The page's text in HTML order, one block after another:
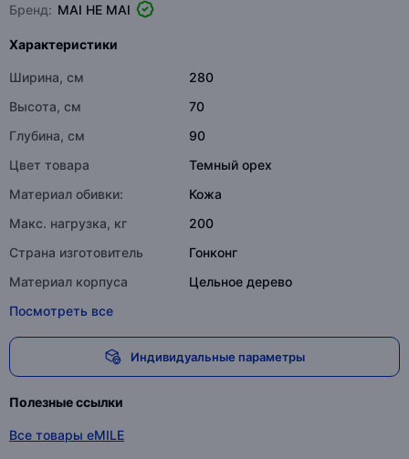
Бренд: MAI HE MAI
Характеристики
Ширина, см
280
Высота, см
70
Глубина, см
90
Цвет товара
Темный орех
Материал обивки:
Кожа
Макс. нагрузка, кг
200
Страна изготовитель
Гонконг
Материал корпуса
Цельное дерево
Посмотреть все
Индивидуальные параметры
Полезные ссылки
Все товары eMILE